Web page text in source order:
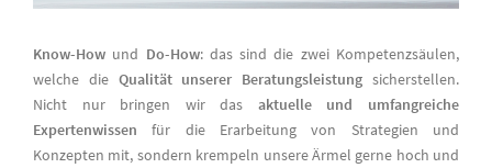
Know-How und Do-How: das sind die zwei Kompetenzsäulen,
welche die Qualität unserer Beratungsleistung sicherstellen.
Nicht nur bringen wir das aktuelle und umfangreiche
Expertenwissen für die Erarbeitung von Strategien und
Konzepten mit, sondern krempeln unsere Ärmel gerne hoch und